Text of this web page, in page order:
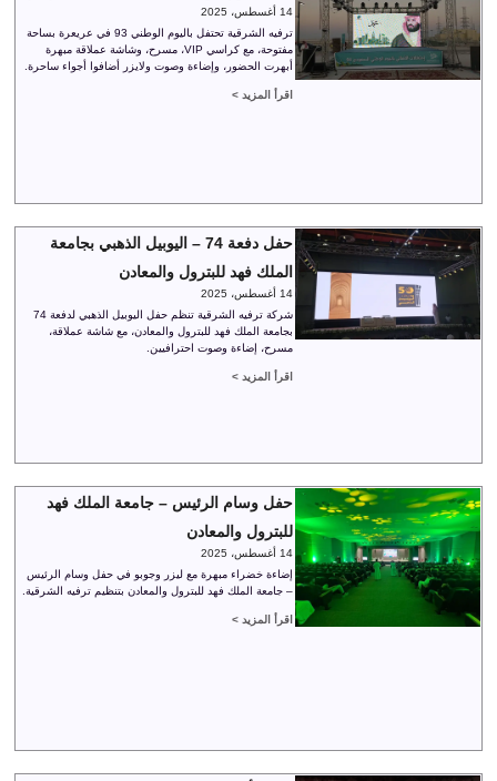
14 أغسطس، 2025
ترفيه الشرقية تحتفل باليوم الوطني 93 في عريعرة بساحة
مفتوحة، مع كراسي VIP، مسرح، وشاشة عملاقة مبهرة
أبهرت الحضور، وإضاءة وصوت ولايزر أضافوا أجواء ساحرة.
اقرأ المزيد >
حفل دفعة 74 – اليوبيل الذهبي بجامعة
الملك فهد للبترول والمعادن
14 أغسطس، 2025
شركة ترفيه الشرقية تنظم حفل اليوبيل الذهبي لدفعة 74
بجامعة الملك فهد للبترول والمعادن، مع شاشة عملاقة،
مسرح، إضاءة وصوت احترافيين.
اقرأ المزيد >
حفل وسام الرئيس – جامعة الملك فهد
للبترول والمعادن
14 أغسطس، 2025
إضاءة خضراء مبهرة مع ليزر وجوبو في حفل وسام الرئيس
– جامعة الملك فهد للبترول والمعادن بتنظيم ترفيه الشرقية.
اقرأ المزيد >